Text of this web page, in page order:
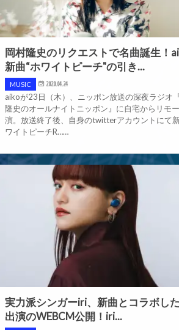
岡村隆史のリクエストで名曲誕生！
新曲“ホワイトピーチ"の引き...
MUSIC 2020.04.24
aikoが23日（木）、ニッポン放送の深夜ラジオ
隆史のオールナイトニッポン』に自宅からリモ
演。放送終了後、自身のtwitterアカウントにて
ワイトピーチR……
実力派シンガーiri、新曲とコラボし
出演のWEBCM公開！iri...